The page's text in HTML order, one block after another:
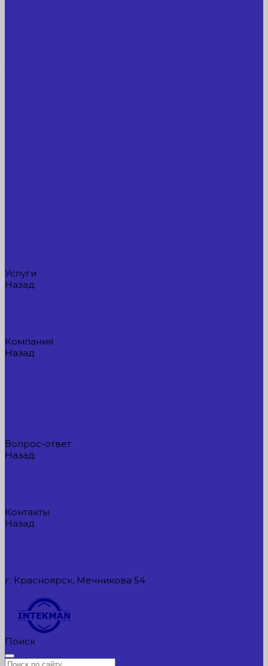
Услуги
Назад
Компания
Назад
Вопрос-ответ
Назад
Контакты
Назад
г. Красноярск, Мечникова 54
Поиск